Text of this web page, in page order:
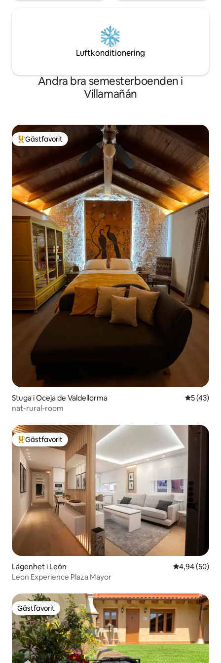
Luftkonditionering
Andra bra semesterboenden i
Villamañán
Populär gästfavorit
Gästfavorit
Stuga i Oceja de Valdellorma 5 av 5 i
5 (43)
nat-rural-room
Populär gästfavorit
Gästfavorit
Lägenhet i León 4,94 av 5 i
4,94 (50)
Leon Experience Plaza Mayor
Gästfavorit
Gästfavorit